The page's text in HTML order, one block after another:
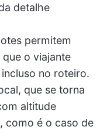
detalhe
permitem
o viajante
no roteiro.
que se torna
altitude
como é o caso de